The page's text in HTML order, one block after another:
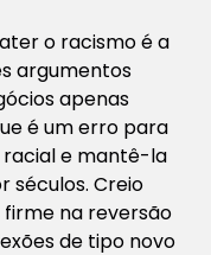
o racismo é a
argumentos
apenas
é um erro para
racial e mantê-la
séculos. Creio
na reversão
de tipo novo